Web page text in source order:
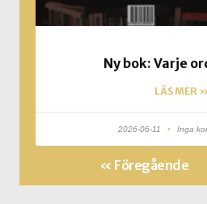
Ny bok: Varje
LÄS MER »
2026-06-11 Inga
« Föregående